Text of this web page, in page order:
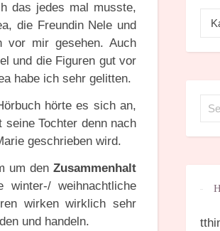
das jedes mal musste,
die Freundin Nele und
vor mir gesehen. Auch
und die Figuren gut vor
habe ich sehr gelitten.
hörte es sich an,
Tochter denn nach
geschrieben wird.
um den Zusammenhalt
winter-/ weihnachtliche
wirken wirklich sehr
und handeln.